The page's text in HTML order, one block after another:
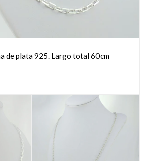
de plata 925. Largo total 60cm